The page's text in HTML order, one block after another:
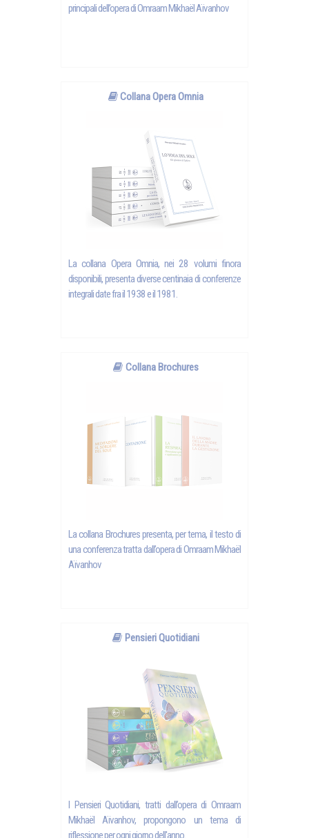
principali dell’opera di Omraam Mikhaël Aïvanhov
Collana Opera Omnia
La collana Opera Omnia, nei 28 volumi finora
disponibili, presenta diverse centinaia di conferenze
integrali date fra il 1938 e il 1981.
Collana Brochures
La collana Brochures presenta, per tema, il testo di
una conferenza tratta dall’opera di Omraam Mikhaël
Aïvanhov
Pensieri Quotidiani
I Pensieri Quotidiani, tratti dall’opera di Omraam
Mikhaël Aïvanhov, propongono un tema di
riflessione per ogni giorno dell'anno.